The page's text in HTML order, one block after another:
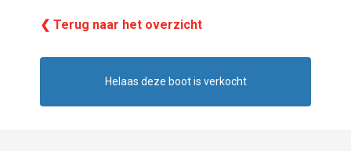
❮ Terug naar het overzicht
Helaas deze boot is verkocht